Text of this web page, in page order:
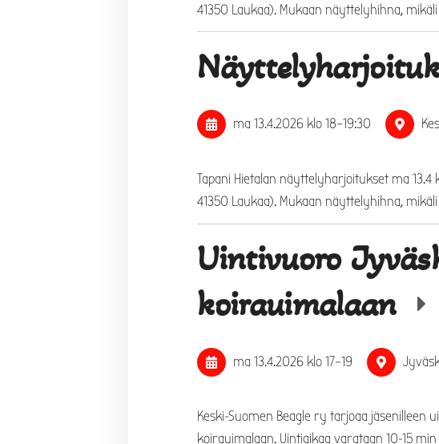
41350 Laukaa). Mukaan näyttelyhihna,
ma 13.4.2026 klo 18–19:30
Tapani Hietalan näyttelyharjoitukset ma
41350 Laukaa). Mukaan näyttelyhihna,
Uintivuoro
koirauimalaan
ma 13.4.2026 klo 17–19
Keski-Suomen Beagle ry tarjoaa jäsenilleen
koirauimalaan. Uintiaikaa varataan 10-15